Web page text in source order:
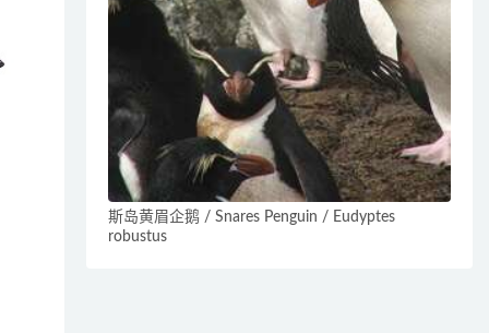
斯岛黄眉企鹅 / Snares Penguin / Eudyptes
robustus